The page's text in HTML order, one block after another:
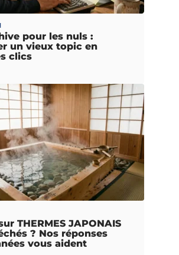
pour les nuls :
un vieux topic en
clics
THERMES JAPONAIS
? Nos réponses
vous aident